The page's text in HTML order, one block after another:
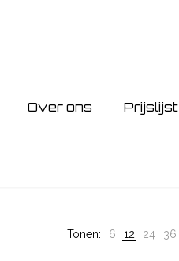
Over ons Prijslijst
Tonen: 6 12 24 36